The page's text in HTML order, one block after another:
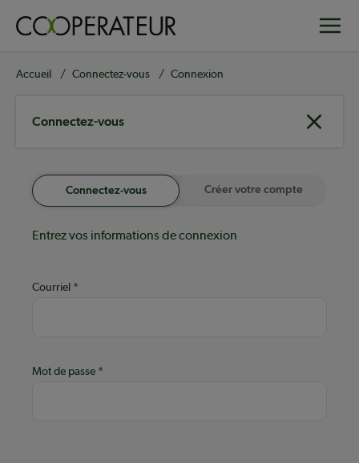
principal
Fil
Accueil Connectez-vous Connexion
Connectez-vous
Connectez-vous Créer votre compte
Entrez vos informations de connexion
Courriel
Mot de passe